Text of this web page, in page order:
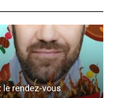
le rendez-vous